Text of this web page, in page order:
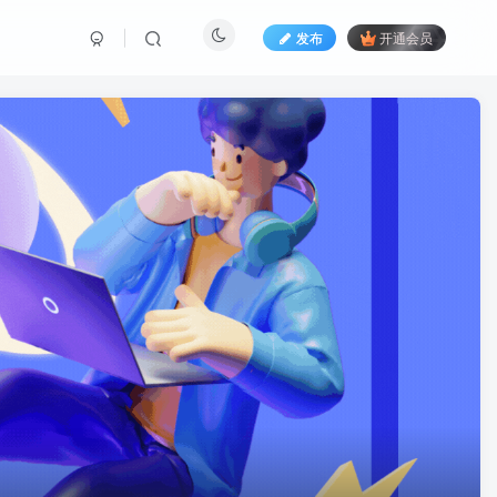
发布 开通会员